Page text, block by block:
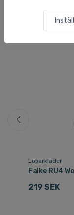
Löparkläder
Falke RU4
219 SEK